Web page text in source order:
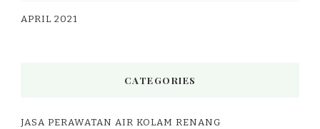
APRIL 2021
CATEGORIES
JASA PERAWATAN AIR KOLAM RENANG